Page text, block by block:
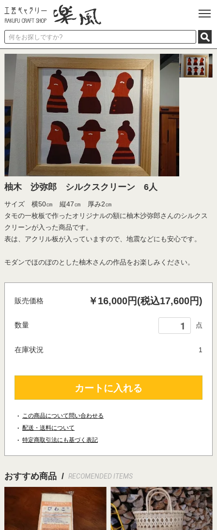
柚木 沙弥郎 シルクスクリーン 6人
サイズ 横50㎝ 縦47㎝ 厚み2㎝
タモの一枚板で作ったオリジナルの額に柚木沙弥郎さんのシルクス
クリーンが入った商品です。
表は、アクリル板が入っていますので、地震などにも安心です。
モダンでほのぼのとした柚木さんの作品をお楽しみください。
販売価格 ￥16,000円(税込17,600円)
数量 点
在庫状況 1
カートに入れる
この商品について問い合わせる
配送・送料について
特定商取引法にも基づく表記
おすすめ商品 /RECOMENDED ITEMS